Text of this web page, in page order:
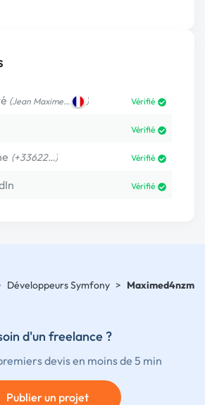
(Jean Maxime… ) Vérifié
Vérifié
(+33622…) Vérifié
Vérifié
Développeurs Symfony > Maximed4nzm
d'un freelance ?
devis en moins de 5 min
Publier un projet